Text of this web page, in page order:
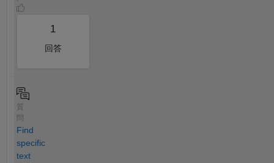
1
回答
質
Find
specific
text